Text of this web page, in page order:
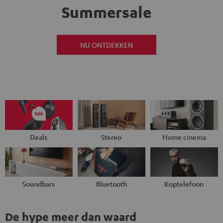
Summersale
NU ONTDEKKEN
Deals Stereo Home cinema
Soundbars Bluetooth Koptelefoon
De hype meer dan waard